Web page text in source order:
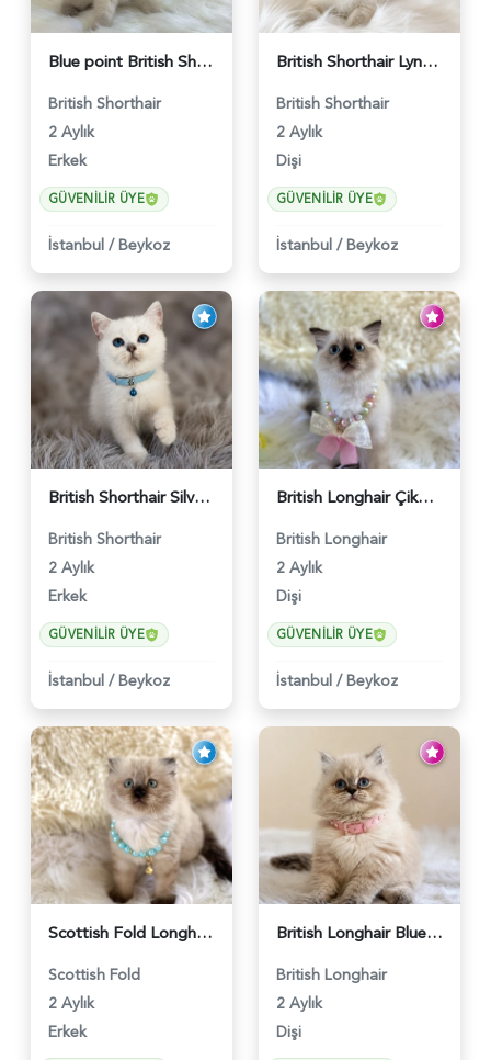
Blue point British Shorthair Kedim 2 Aylık - 4132
British Shorthair
2 Aylık
Erkek
GÜVENILIR ÜYE
İstanbul / Beykoz
British Shorthair Lynx Point Dişi Yavrumuz Yuva Arıyor - 5148
British Shorthair
2 Aylık
Dişi
GÜVENILIR ÜYE
İstanbul / Beykoz
British Shorthair Silver Point Erkek 2 Aylık - 6122
British Shorthair
2 Aylık
Erkek
GÜVENILIR ÜYE
İstanbul / Beykoz
British Longhair Çikolata Nadir Renk Göz Kamaştırıcı - 6117
British Longhair
2 Aylık
Dişi
GÜVENILIR ÜYE
İstanbul / Beykoz
Scottish Fold Longhair Çikolata Erkek Yavrumuz - 6119
Scottish Fold
2 Aylık
Erkek
British Longhair Blue Point Afrodit Yuva Arıyor - 6118
British Longhair
2 Aylık
Dişi